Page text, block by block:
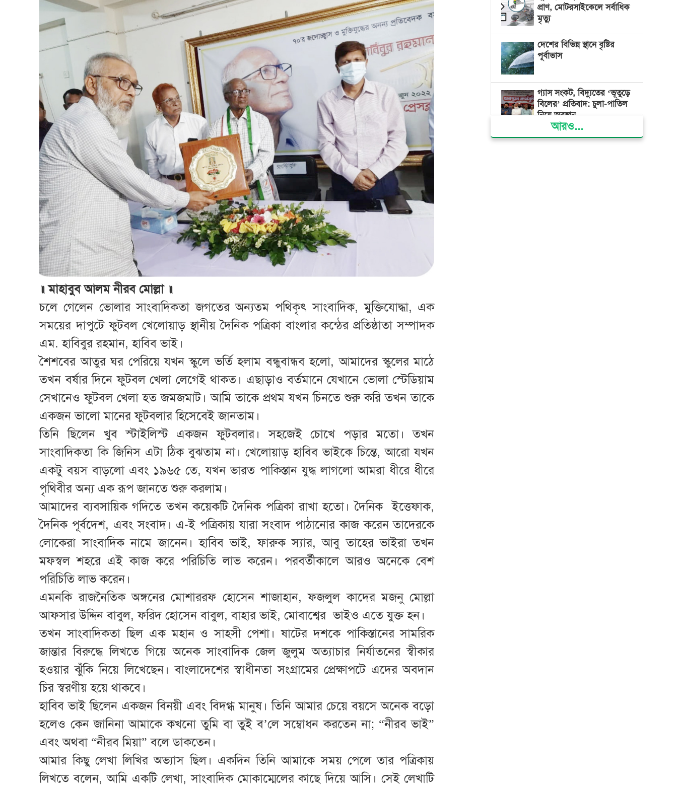
॥ মাহাবুব আলম নীরব মোল্লা ॥
চলে গেলেন ভোলার সাংবাদিকতা জগতের অন্যতম পথিকৃৎ সাংবাদিক, মুক্তিযোদ্ধা, এক
সময়ের দাপুটে ফুটবল খেলোয়াড় স্থানীয় দৈনিক পত্রিকা বাংলার কন্ঠের প্রতিষ্ঠাতা সম্পাদক
এম. হাবিবুর রহমান, হাবিব ভাই।
শৈশবের আতুর ঘর পেরিয়ে যখন স্কুলে ভর্তি হলাম বন্ধুবান্ধব হলো, আমাদের স্কুলের মাঠে
তখন বর্ষার দিনে ফুটবল খেলা লেগেই থাকত। এছাড়াও বর্তমানে যেখানে ভোলা স্টেডিয়াম
সেখানেও ফুটবল খেলা হত জমজমাট। আমি তাকে প্রথম যখন চিনতে শুরু করি তখন তাকে
একজন ভালো মানের ফুটবলার হিসেবেই জানতাম।
তিনি ছিলেন খুব স্টাইলিস্ট একজন ফুটবলার। সহজেই চোখে পড়ার মতো। তখন
সাংবাদিকতা কি জিনিস এটা ঠিক বুঝতাম না। খেলোয়াড় হাবিব ভাইকে চিন্তে, আরো যখন
একটু বয়স বাড়লো এবং ১৯৬৫ তে, যখন ভারত পাকিস্তান যুদ্ধ লাগলো আমরা ধীরে ধীরে
পৃথিবীর অন্য এক রূপ জানতে শুরু করলাম।
আমাদের ব্যবসায়িক গদিতে তখন কয়েকটি দৈনিক পত্রিকা রাখা হতো। দৈনিক ইত্তেফাক,
দৈনিক পূর্বদেশ, এবং সংবাদ। এ-ই পত্রিকায় যারা সংবাদ পাঠানোর কাজ করেন তাদেরকে
লোকেরা সাংবাদিক নামে জানেন। হাবিব ভাই, ফারুক স্যার, আবু তাহের ভাইরা তখন
মফস্বল শহরে এই কাজ করে পরিচিতি লাভ করেন। পরবর্তীকালে আরও অনেকে বেশ
পরিচিতি লাভ করেন।
এমনকি রাজনৈতিক অঙ্গনের মোশাররফ হোসেন শাজাহান, ফজলুল কাদের মজনু মোল্লা
আফসার উদ্দিন বাবুল, ফরিদ হোসেন বাবুল, বাহার ভাই, মোবাশ্বের ভাইও এতে যুক্ত হন।
তখন সাংবাদিকতা ছিল এক মহান ও সাহসী পেশা। ষাটের দশকে পাকিস্তানের সামরিক
জান্তার বিরুদ্ধে লিখতে গিয়ে অনেক সাংবাদিক জেল জুলুম অত্যাচার নির্যাতনের স্বীকার
হওয়ার ঝুঁকি নিয়ে লিখেছেন। বাংলাদেশের স্বাধীনতা সংগ্রামের প্রেক্ষাপটে এদের অবদান
চির স্বরণীয় হয়ে থাকবে।
হাবিব ভাই ছিলেন একজন বিনয়ী এবং বিদগ্ধ মানুষ। তিনি আমার চেয়ে বয়সে অনেক বড়ো
হলেও কেন জানিনা আমাকে কখনো তুমি বা তুই ব’লে সম্বোধন করতেন না; “নীরব ভাই”
এবং অথবা “নীরব মিয়া” বলে ডাকতেন।
আমার কিছু লেখা লিখির অভ্যাস ছিল। একদিন তিনি আমাকে সময় পেলে তার পত্রিকায়
লিখতে বলেন, আমি একটি লেখা, সাংবাদিক মোকাম্মেলের কাছে দিয়ে আসি। সেই লেখাটি
প্রাণ, মোটরসাইকেলে সর্বাধিক
মৃত্যু
দেশের বিভিন্ন স্থানে বৃষ্টির
পূর্বাভাস
গ্যাস সংকট, বিদ্যুতের ‘ভূতুড়ে
বিলের’ প্রতিবাদ: চুলা-পাতিল
নিয়ে অবস্থান
ক্ষমতার কেন্দ্র গণভবন থেকে
আরও...